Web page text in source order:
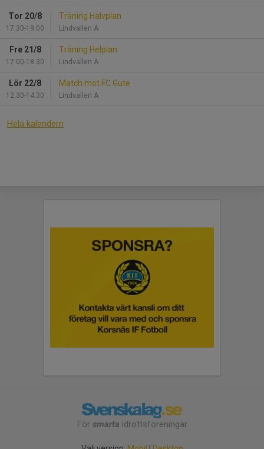
Tor 20/8
17:30-19:00
Träning Halvplan
Lindvallen A
Fre 21/8
17:00-18:30
Träning Helplan
Lindvallen A
Lör 22/8
12:30-14:30
Match mot FC Gute
Lindvallen A
Hela kalendern
För smarta idrottsföreningar